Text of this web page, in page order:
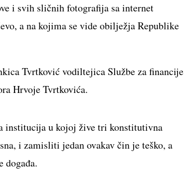
i svih sličnih fotografija sa internet
a na kojima se vide obilježja Republike
Tvrtković vodiltejica Službe za financije
Hrvoje Tvrtkovića.
institucija u kojoj žive tri konstitutivna
i zamisliti jedan ovakav čin je teško, a
događa.